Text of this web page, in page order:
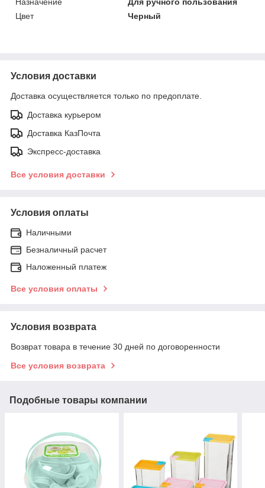
Назначение
Для ручного пользования
Цвет
Черный
Условия доставки
Доставка осуществляется только по предоплате.
Доставка курьером
Доставка КазПочта
Экспресс-доставка
Все условия доставки
Условия оплаты
Наличными
Безналичный расчет
Наложенный платеж
Все условия оплаты
Условия возврата
Возврат товара в течение 30 дней по договоренности
Все условия возврата
Подобные товары компании